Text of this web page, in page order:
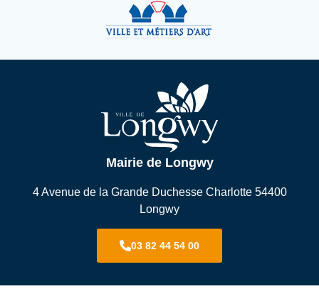
Mairie de Longwy
4 Avenue de la Grande Duchesse Charlotte 54400
Longwy
03 82 44 54 00